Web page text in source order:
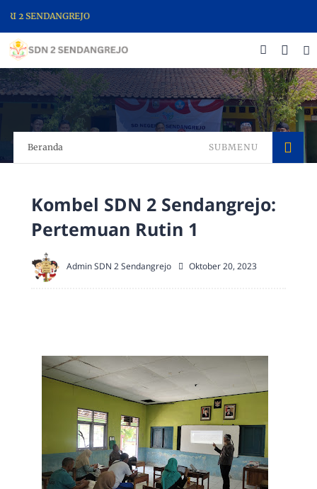
SENDANGREJO
Beranda SUBMENU
Kombel SDN 2 Sendangrejo:
Pertemuan Rutin 1
Admin SDN 2 Sendangrejo Oktober 20, 2023